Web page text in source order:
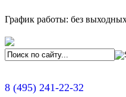
График работы: без
8 (495) 241-22-32